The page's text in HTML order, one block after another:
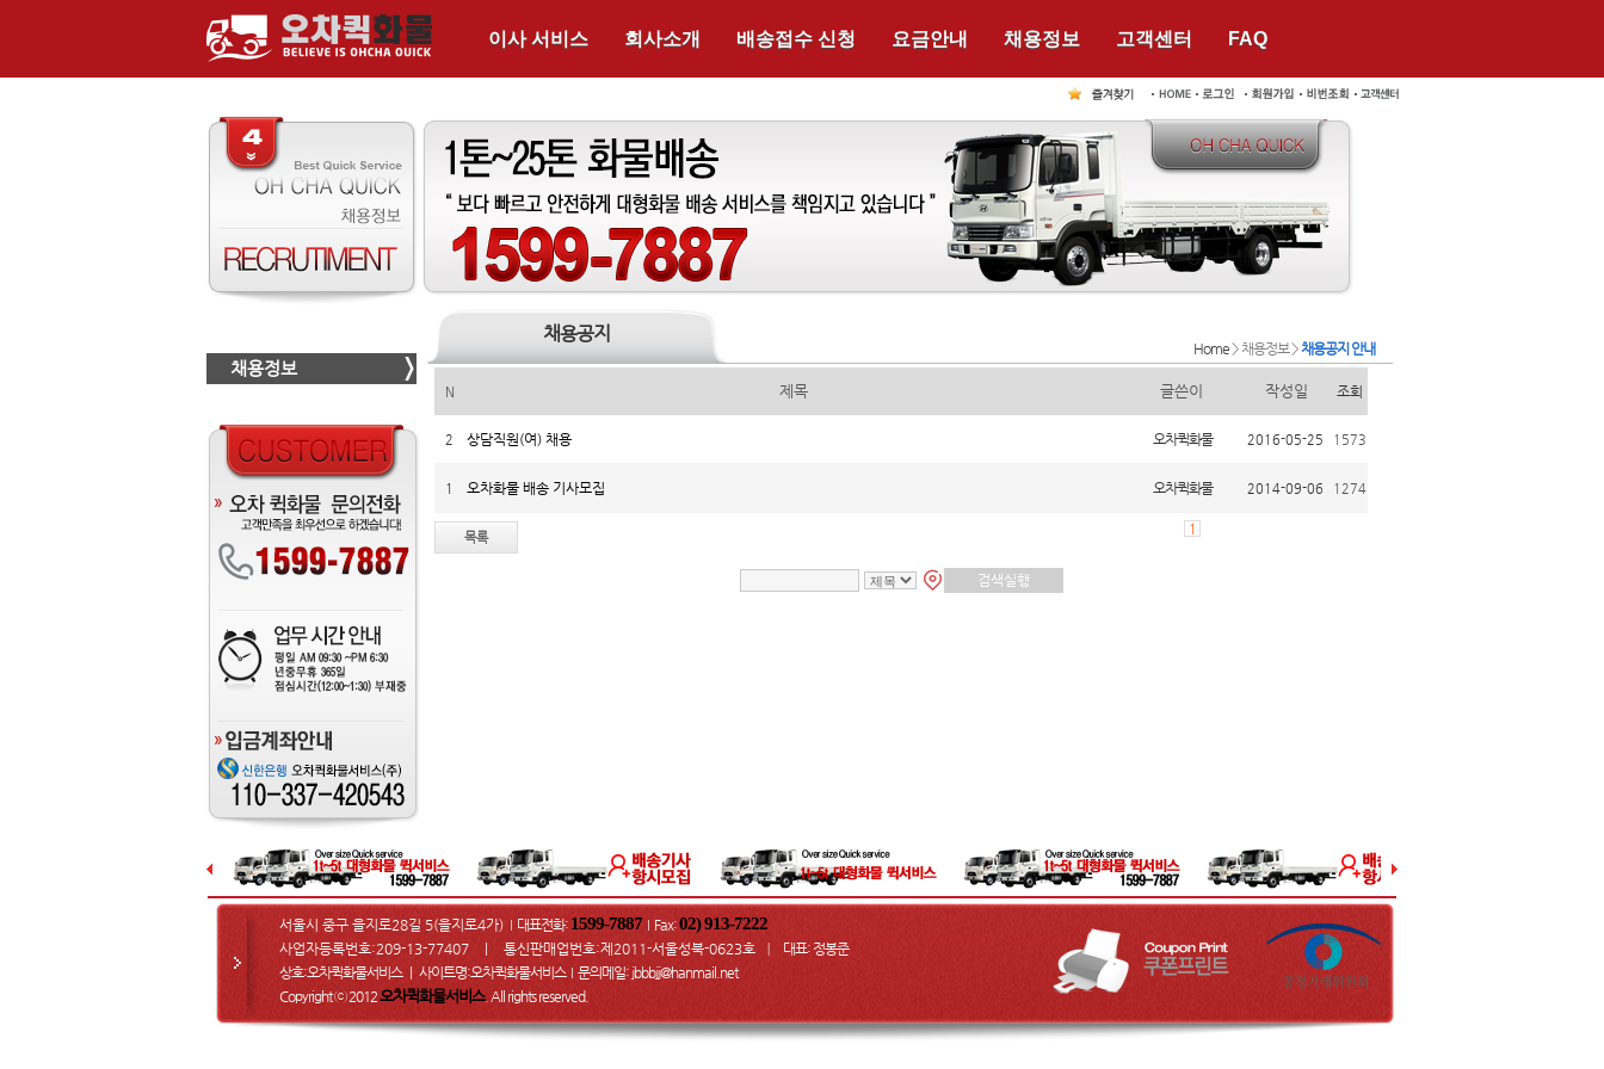
이사 서비스 회사소개 배송접수 신청 요금안내 채용정보 고객센터 FAQ
채용정보
채용공지
Home> 채용정보 >채용공지 안내
N 제목 글쓴이 작성일 조회
2 상담직원(여) 채용 오차퀵화물 2016-05-25 1573
1 오차화물 배송 기사모집 오차퀵화물 2014-09-06 1274
목록
1
서울시 중구 을지로28길 5(을지로4가) I 대표전화: 1599-7887 I Fax:02) 913-7222
사업자등록번호:209-13-77407 ㅣ 통신판매업번호:제2011-서울성북-0623호
대표: 정봉준
상호:오차퀵화물서비스 ㅣ 사이트명:오차퀵화물서비스 I 문의메일: jbbbjj@hanmail.net
Copyright ⓒ 2012오차퀵화물서비스. All rights reserved.